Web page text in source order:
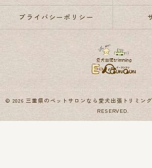
プライバシーポリシー
© 2026 三重県のペットサロンなら愛犬出張トリミン
RESERVED.